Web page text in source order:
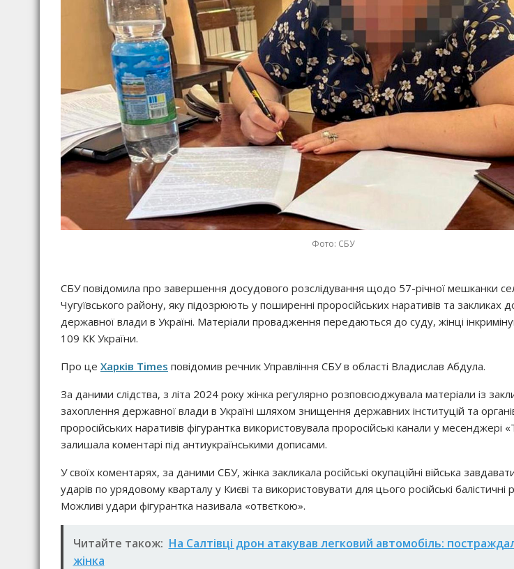
Фото: СБУ
СБУ повідомила про завершення досудового розслідування щодо 57-річної мешканки
Чугуївського району, яку підозрюють у поширенні проросійських наративів та закликах
державної влади в Україні. Матеріали провадження передаються до суду, жінці
109 КК України.
Про це Харків Times повідомив речник Управління СБУ в області Владислав Абдула.
За даними слідства, з літа 2024 року жінка регулярно розповсюджувала матеріали із
захоплення державної влади в Україні шляхом знищення державних інституцій та
проросійських наративів фігурантка використовувала проросійські канали у месенджері
залишала коментарі під антиукраїнськими дописами.
У своїх коментарях, за даними СБУ, жінка закликала російські окупаційні війська
ударів по урядовому кварталу у Києві та використовувати для цього російські балістичні
Можливі удари фігурантка називала «отвєткою».
Читайте також: На Салтівці дрон атакував легковий автомобіль:
жінка